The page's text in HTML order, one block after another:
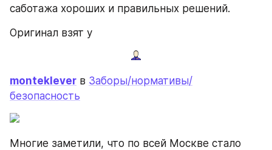
саботажа хороших и правильных решений.
Оригинал взят у
monteklever в Заборы/нормативы/
безопасность
Многие заметили, что по всей Москве стало